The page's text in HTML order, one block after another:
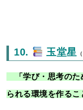
10. 玉堂星
「学び・思考のた
られる環境を作る